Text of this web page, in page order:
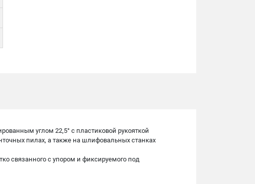
углом 22,5° c пластиковой рукояткой
пилах, а также на шлифовальных станках
связанного с упором и фиксируемого под